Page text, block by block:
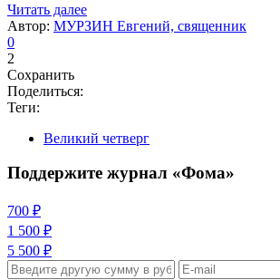
Читать далее
Автор: МУРЗИН Евгений, священник
0
2
Сохранить
Поделиться:
Теги:
Великий четверг
Поддержите журнал «Фома»
700 ₽
1 500 ₽
5 500 ₽